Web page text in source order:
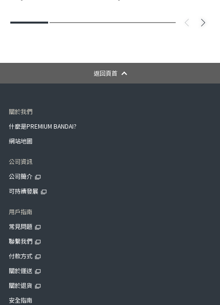
返回頁首
關於我們
什麼是PREMIUM BANDAI?
網站地圖
公司資訊
公司簡介
可持續發展
用戶指南
常見問題
聯繫我們
付款方式
關於運送
關於退貨
安全指南